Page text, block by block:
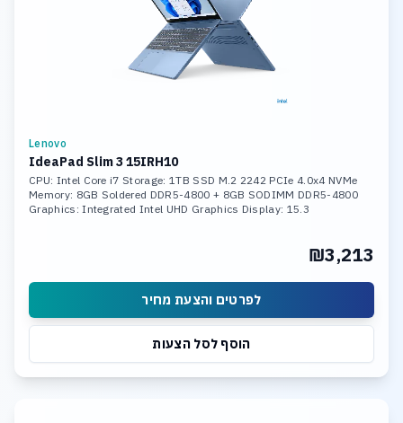
Lenovo
IdeaPad Slim 3 15IRH10
CPU: Intel Core i7 Storage: 1TB SSD M.2 2242 PCIe 4.0x4 NVMe
Memory: 8GB Soldered DDR5-4800 + 8GB SODIMM DDR5-4800
Graphics: Integrated Intel UHD Graphics Display: 15.3
₪3,213
לפרטים והצעת מחיר
הוסף לסל הצעות